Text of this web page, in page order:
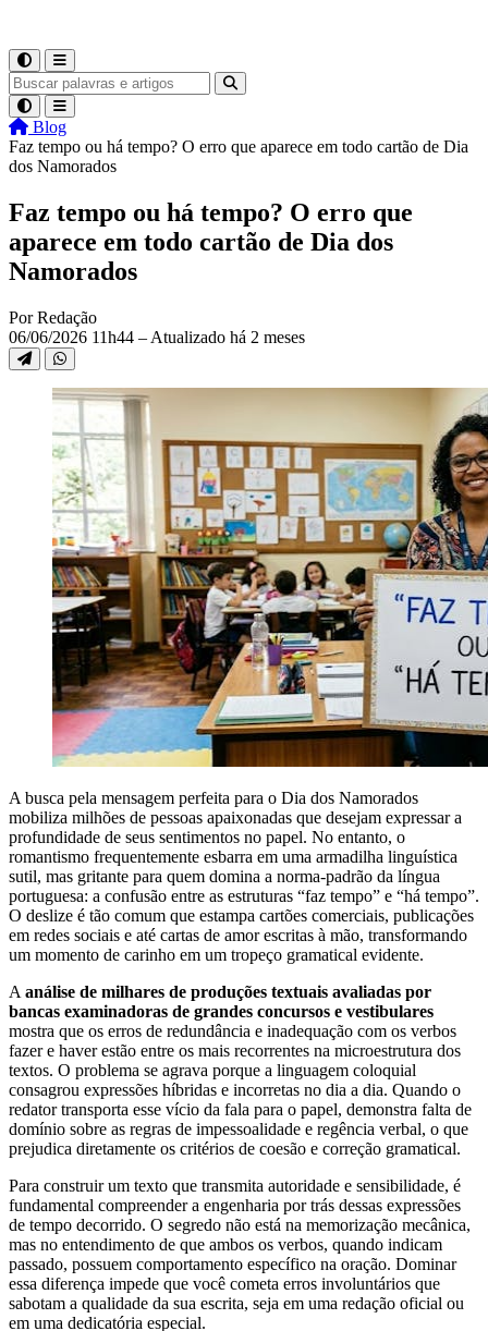
Blog
Faz tempo ou há tempo? O erro que aparece em todo cartão de Dia
dos Namorados
Faz tempo ou há tempo? O erro que
aparece em todo cartão de Dia dos
Namorados
Por Redação
06/06/2026 11h44 – Atualizado há 2 meses
A busca pela mensagem perfeita para o Dia dos Namorados
mobiliza milhões de pessoas apaixonadas que desejam expressar a
profundidade de seus sentimentos no papel. No entanto, o
romantismo frequentemente esbarra em uma armadilha linguística
sutil, mas gritante para quem domina a norma-padrão da língua
portuguesa: a confusão entre as estruturas “faz tempo” e “há tempo”.
O deslize é tão comum que estampa cartões comerciais, publicações
em redes sociais e até cartas de amor escritas à mão, transformando
um momento de carinho em um tropeço gramatical evidente.
A análise de milhares de produções textuais avaliadas por
bancas examinadoras de grandes concursos e vestibulares
mostra que os erros de redundância e inadequação com os verbos
fazer e haver estão entre os mais recorrentes na microestrutura dos
textos. O problema se agrava porque a linguagem coloquial
consagrou expressões híbridas e incorretas no dia a dia. Quando o
redator transporta esse vício da fala para o papel, demonstra falta de
domínio sobre as regras de impessoalidade e regência verbal, o que
prejudica diretamente os critérios de coesão e correção gramatical.
Para construir um texto que transmita autoridade e sensibilidade, é
fundamental compreender a engenharia por trás dessas expressões
de tempo decorrido. O segredo não está na memorização mecânica,
mas no entendimento de que ambos os verbos, quando indicam
passado, possuem comportamento específico na oração. Dominar
essa diferença impede que você cometa erros involuntários que
sabotam a qualidade da sua escrita, seja em uma redação oficial ou
em uma dedicatória especial.